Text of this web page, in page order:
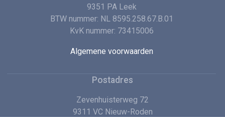
9351 PA Leek
BTW nummer: NL 8595.258.67.B.01
KvK nummer: 73415006
Algemene voorwaarden
Postadres
Zevenhuisterweg 72
9311 VC Nieuw-Roden